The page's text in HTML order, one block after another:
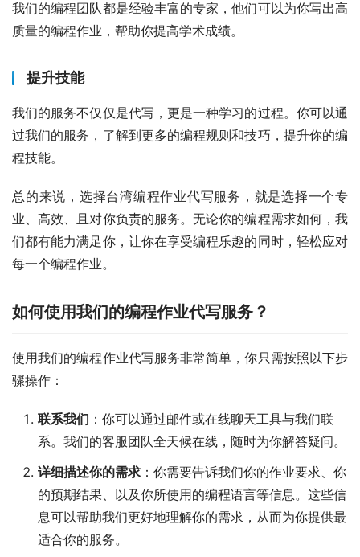
我们的编程团队都是经验丰富的专家，他们可以为你写出高
质量的编程作业，帮助你提高学术成绩。
提升技能
我们的服务不仅仅是代写，更是一种学习的过程。你可以通
过我们的服务，了解到更多的编程规则和技巧，提升你的编
程技能。
总的来说，选择台湾编程作业代写服务，就是选择一个专
业、高效、且对你负责的服务。无论你的编程需求如何，我
们都有能力满足你，让你在享受编程乐趣的同时，轻松应对
每一个编程作业。
如何使用我们的编程作业代写服务？
使用我们的编程作业代写服务非常简单，你只需按照以下步
骤操作：
联系我们 ：你可以通过邮件或在线聊天工具与我们联
系。我们的客服团队全天候在线，随时为你解答疑问。
详细描述你的需求 ：你需要告诉我们你的作业要求、你
的预期结果、以及你所使用的编程语言等信息。这些信
息可以帮助我们更好地理解你的需求，从而为你提供最
适合你的服务。